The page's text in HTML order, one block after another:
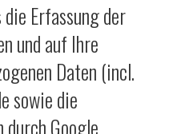
Erfassung der
und auf Ihre
Daten (incl.
sowie die
Google